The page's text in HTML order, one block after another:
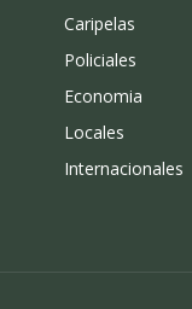
Caripelas
Policiales
Economia
Locales
Internacionales